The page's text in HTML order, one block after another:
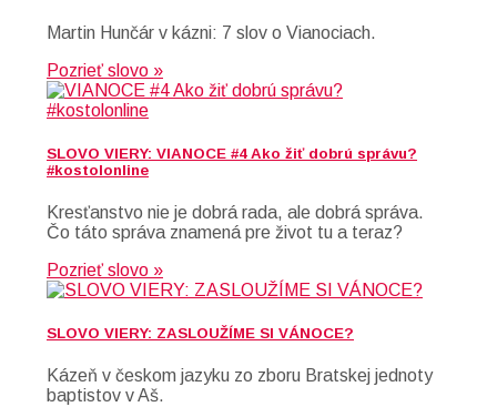
Martin Hunčár v kázni: 7 slov o Vianociach.
Pozrieť slovo »
SLOVO VIERY: VIANOCE #4 Ako žiť dobrú správu?
#kostolonline
Kresťanstvo nie je dobrá rada, ale dobrá správa.
Čo táto správa znamená pre život tu a teraz?
Pozrieť slovo »
SLOVO VIERY: ZASLOUŽÍME SI VÁNOCE?
Kázeň v českom jazyku zo zboru Bratskej jednoty
baptistov v Aš.